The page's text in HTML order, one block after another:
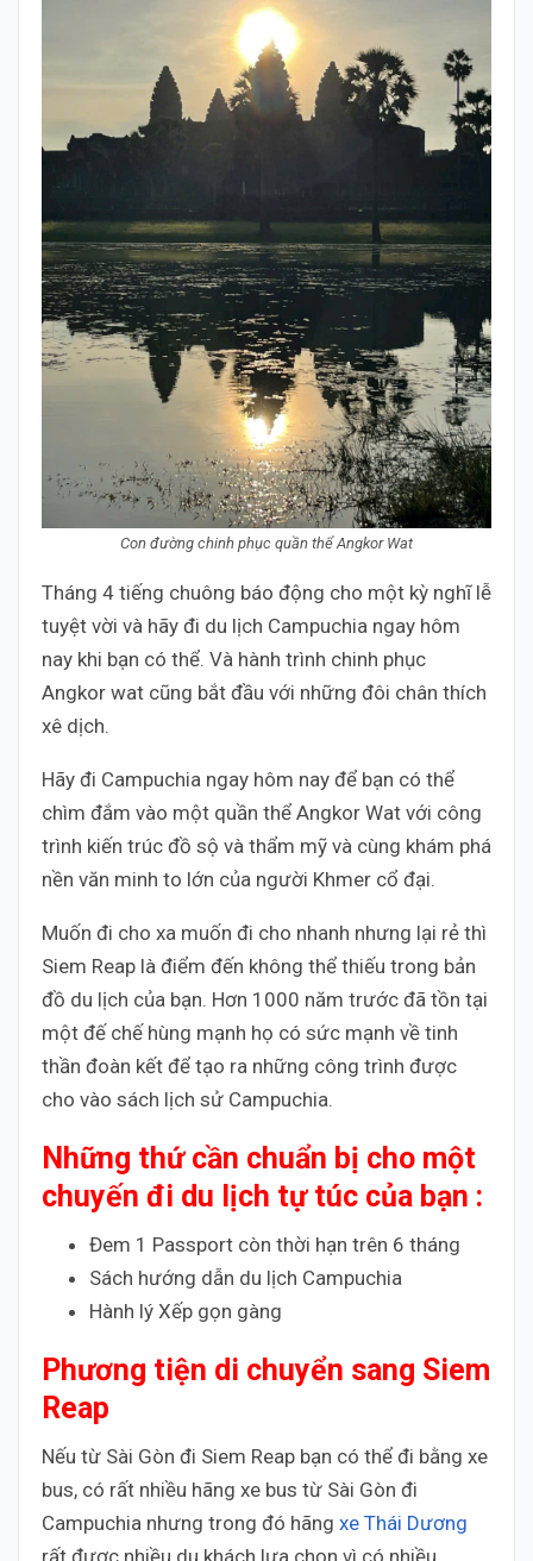
Con đường chinh phục quần thể Angkor Wat
Tháng 4 tiếng chuông báo động cho một kỳ nghĩ lễ
tuyệt vời và hãy đi du lịch Campuchia ngay hôm
nay khi bạn có thể. Và hành trình chinh phục
Angkor wat cũng bắt đầu với những đôi chân thích
xê dịch.
Hãy đi Campuchia ngay hôm nay để bạn có thể
chìm đắm vào một quần thể Angkor Wat với công
trình kiến trúc đồ sộ và thẩm mỹ và cùng khám phá
nền văn minh to lớn của người Khmer cổ đại.
Muốn đi cho xa muốn đi cho nhanh nhưng lại rẻ thì
Siem Reap là điểm đến không thể thiếu trong bản
đồ du lịch của bạn. Hơn 1000 năm trước đã tồn tại
một đế chế hùng mạnh họ có sức mạnh về tinh
thần đoàn kết để tạo ra những công trình được
cho vào sách lịch sử Campuchia.
Những thứ cần chuẩn bị cho một
chuyến đi du lịch tự túc của bạn :
Đem 1 Passport còn thời hạn trên 6 tháng
Sách hướng dẫn du lịch Campuchia
Hành lý Xếp gọn gàng
Phương tiện di chuyển sang Siem
Reap
Nếu từ Sài Gòn đi Siem Reap bạn có thể đi bằng xe
bus, có rất nhiều hãng xe bus từ Sài Gòn đi
Campuchia nhưng trong đó hãng xe Thái Dương
rất được nhiều du khách lựa chọn vì có nhiều